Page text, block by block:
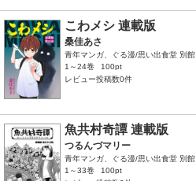
こわメシ 連載版
桑佳あさ
青年マンガ、ぐる漫/思い出食堂 別館
1～24巻
100pt
レビュー投稿数0件
魚共村奇譚 連載版
つるんづマリー
青年マンガ、ぐる漫/思い出食堂 別館
1～33巻
100pt